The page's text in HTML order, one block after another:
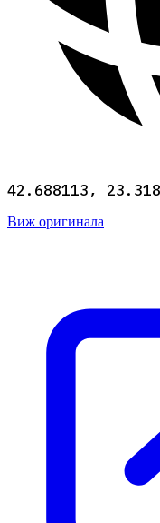
42.688113,
Виж оригинала